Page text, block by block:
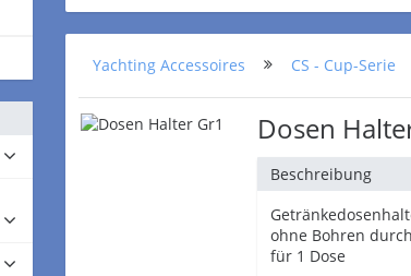
Yachting Accessoires CS - Cup-Serie
Dosen
Beschreibung
ohne Bohren
für 1 Dose